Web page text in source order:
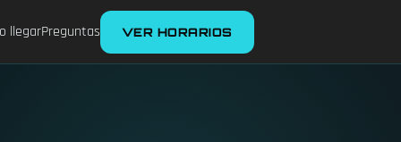
llegarPreguntas VER HORARIOS